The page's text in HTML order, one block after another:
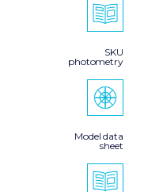
SKU
photometry
Model data
sheet